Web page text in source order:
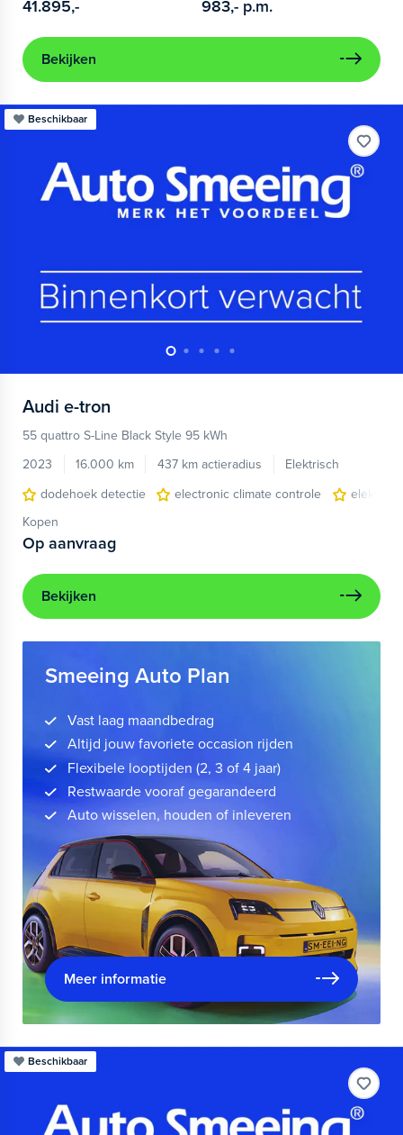
41.895,- 983,- p.m.
Bekijken
Beschikbaar
Audi e-tron
55 quattro S-Line Black Style 95 kWh
2023
16.000 km 437 km actieradius
Elektrisch
dodehoek detectie
electronic climate controle
Kopen
Op aanvraag
Bekijken
Smeeing Auto Plan
Vast laag maandbedrag
Altijd jouw favoriete occasion rijden
Flexibele looptijden (2, 3 of 4 jaar)
Restwaarde vooraf gegarandeerd
Auto wisselen, houden of inleveren
Meer informatie
Beschikbaar